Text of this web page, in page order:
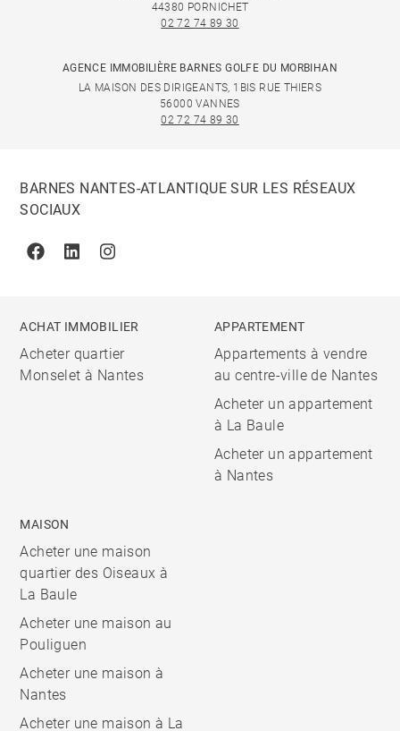
44380 PORNICHET
02 72 74 89 30
AGENCE IMMOBILIÈRE BARNES GOLFE DU MORBIHAN
LA MAISON DES DIRIGEANTS, 1BIS RUE THIERS
56000 VANNES
02 72 74 89 30
BARNES NANTES-ATLANTIQUE SUR LES RÉSEAUX
SOCIAUX
FacebookLinkedinInstagram
ACHAT IMMOBILIER
Acheter quartier
Monselet à Nantes
APPARTEMENT
Appartements à vendre
au centre-ville de Nantes
Acheter un appartement
à La Baule
Acheter un appartement
à Nantes
MAISON
Acheter une maison
quartier des Oiseaux à
La Baule
Acheter une maison au
Pouliguen
Acheter une maison à
Nantes
Acheter une maison à La